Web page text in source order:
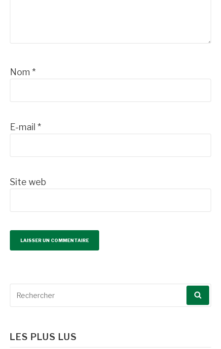
Nom *
E-mail *
Site web
LES PLUS LUS